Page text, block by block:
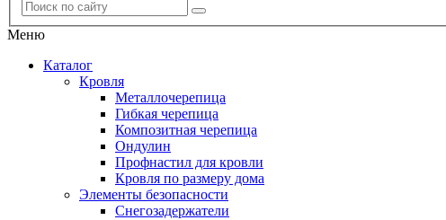
Меню
Каталог
Кровля
Металлочерепица
Гибкая черепица
Композитная черепица
Ондулин
Профнастил для кровли
Кровля по размеру дома
Элементы безопасности
Снегозадержатели